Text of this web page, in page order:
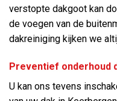
verstopte dakgoot kan
de voegen van de
dakreiniging kijken we
Preventief onderhoud
U kan ons tevens